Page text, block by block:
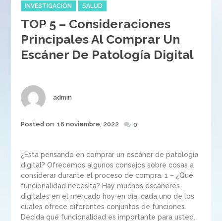
Categories
INVESTIGACIÓN SALUD
TOP 5 – Consideraciones
Principales Al Comprar Un
Escáner De Patología Digital
Author
admin
Posted
Posted on 16 noviembre, 2022 0
¿Está pensando en comprar un escáner de patología
digital? Ofrecemos algunos consejos sobre cosas a
considerar durante el proceso de compra. 1 – ¿Qué
funcionalidad necesita? Hay muchos escáneres
digitales en el mercado hoy en día, cada uno de los
cuales ofrece diferentes conjuntos de funciones.
Decida qué funcionalidad es importante para usted.